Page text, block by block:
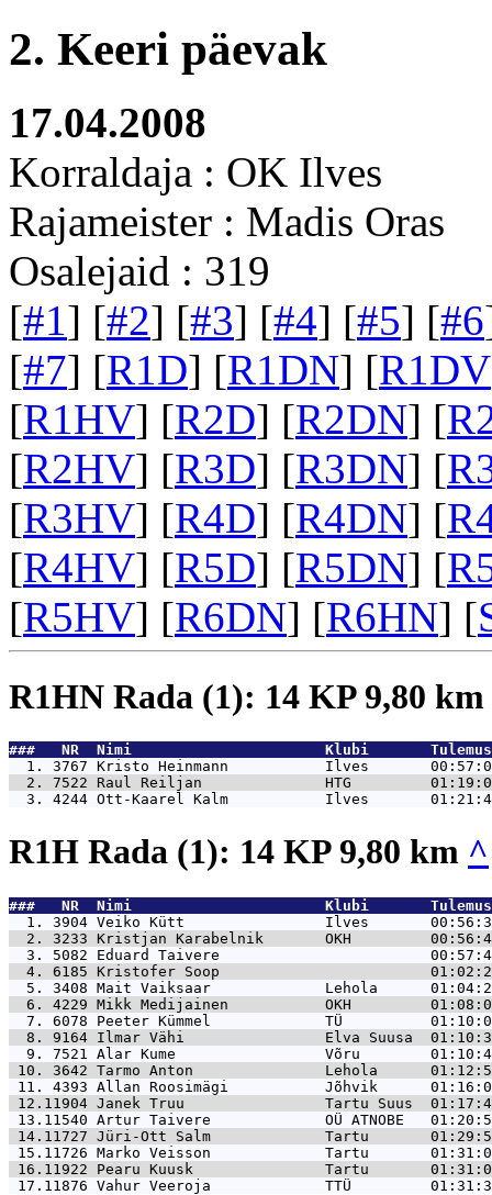
2. Keeri päevak
17.04.2008
Korraldaja : OK Ilves
Rajameister : Madis Oras
Osalejaid : 319
[#1] [#2] [#3] [#4] [#5] [#6
[#7] [R1D] [R1DN] [R1DV
[R1HV] [R2D] [R2DN] [
[R2HV] [R3D] [R3DN] [
[R3HV] [R4D] [R4DN] [
[R4HV] [R5D] [R5DN] [
[R5HV] [R6DN] [R6HN] [
R1HN Rada (1): 14 KP 9,80 km
###   NR  Nimi                      Klubi
  1. 3767
Kristo Heinmann           Ilves
  2. 7522
Raul Reiljan              HTG
  3. 4244
Ott-Kaarel Kalm           Ilves
R1H Rada (1): 14 KP 9,80 km ^
###   NR  Nimi                      Klubi
  1. 3904
Veiko Kütt                Ilves
  2. 3233
Kristjan Karabelnik       OKH
  3. 5082
Eduard Taivere
  4. 6185
Kristofer Soop
  5. 3408
Mait Vaiksaar             Lehola
  6. 4229
Mikk Medijainen           OKH
  7. 6078
Peeter Kümmel             TÜ
  8. 9164
Ilmar Vähi                Elva Suusa
  9. 7521
Alar Kume                 Võru
10. 3642 Tarmo Anton               Lehola
11. 4393 Allan Roosimägi           Jõhvik
12.11904 Janek Truu                Tartu Suus
13.11540 Artur Taivere             OÜ ATNOBE
14.11727 Jüri-Ott Salm             Tartu
15.11726 Marko Veisson             Tartu
16.11922 Pearu Kuusk               Tartu
17.11876 Vahur Veeroja             TTÜ